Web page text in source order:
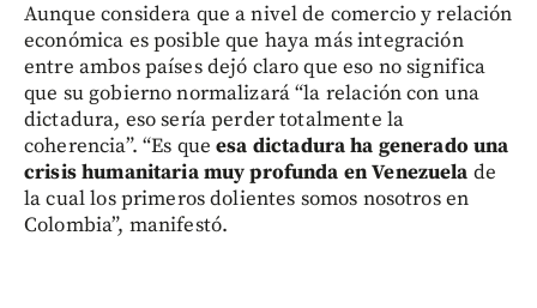
Aunque considera que a nivel de comercio y relación
económica es posible que haya más integración
entre ambos países dejó claro que eso no significa
que su gobierno normalizará “la relación con una
dictadura, eso sería perder totalmente la
coherencia”. “Es queesa dictadura ha generado una
crisis humanitaria muy profunda en Venezuela de
la cual los primeros dolientes somos nosotros en
Colombia”, manifestó.